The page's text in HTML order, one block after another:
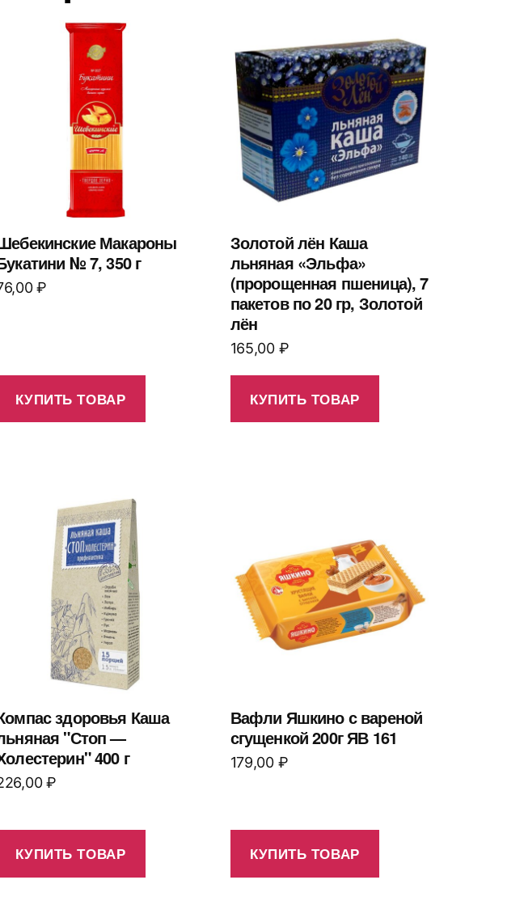
Макароны
№ 7, 350 г
₽
КУПИТЬ ТОВАР
Золотой лён Каша
льняная «Эльфа»
(пророщенная пшеница), 7
пакетов по 20 гр, Золотой
лён
165,00 ₽
КУПИТЬ ТОВАР
здоровья Каша
"Стоп —
400 г
₽
КУПИТЬ ТОВАР
Вафли Яшкино с вареной
сгущенкой 200г ЯВ 161
179,00 ₽
КУПИТЬ ТОВАР